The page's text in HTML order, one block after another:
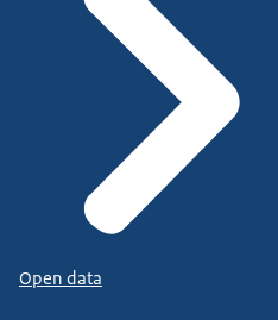
Open data